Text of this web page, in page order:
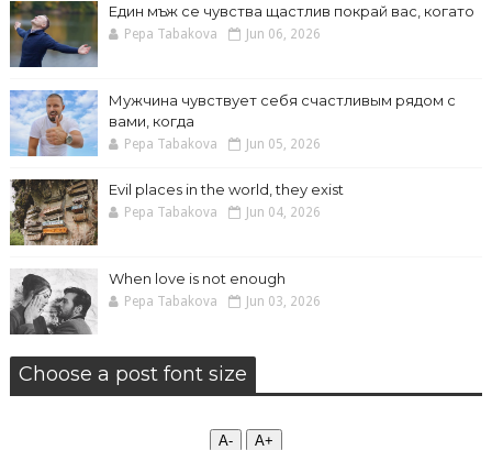
Един мъж се чувства щастлив покрай вас, когато
Pepa Tabakova Jun 06, 2026
Мужчина чувствует себя счастливым рядом с
вами, когда
Pepa Tabakova Jun 05, 2026
Evil places in the world, they exist
Pepa Tabakova Jun 04, 2026
When love is not enough
Pepa Tabakova Jun 03, 2026
Choose a post font size
А- А+